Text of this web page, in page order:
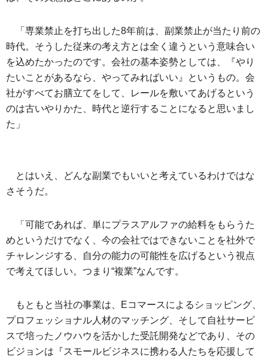
「専業禁止を打ち出した8年前は、副業禁止が当たり前の
時代。そうした従来の考え方とは全く違うという意味合い
を込めたかったのです。会社の基本姿勢としては、『やり
たいことがあるなら、やってみればいい』というもの。会
社がすべてお膳立てをして、レールを敷いてあげるという
のは古いやりかた、時代と逆行することになると思いまし
た」
とはいえ、どんな副業でもいいと考えているわけではな
さそうだ。
「可能であれば、単にプラスアルファの給料をもらうた
めというだけでなく、今の会社ではできないことを社外で
チャレンジする、自分の能力の可能性を広げるという視点
で考えてほしい。つまり“複業”なんです。
もともと当社の事業は、Eコマースによるショッピング、
プロフェッショナル人材のマッチング、そして自社サービ
スで培ったノウハウを活かした受託開発などであり、その
ビジョンは『スモールビジネスに携わる人たちを応援して